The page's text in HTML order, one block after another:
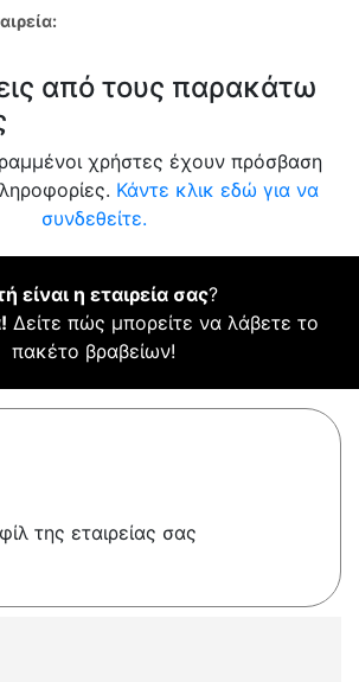
από τους παρακάτω
χρήστες έχουν πρόσβαση
Κάντε κλικ εδώ για να
συνδεθείτε.
είναι η εταιρεία σας?
Δείτε πώς μπορείτε να λάβετε το
πακέτο βραβείων!
της εταιρείας σας